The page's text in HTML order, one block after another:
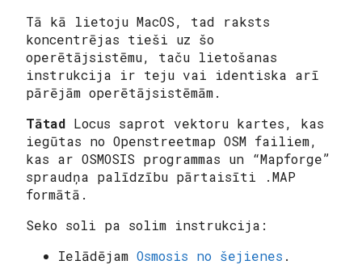
Tā kā lietoju MacOS, tad raksts
koncentrējas tieši uz šo
operētājsistēmu, taču lietošanas
instrukcija ir teju vai identiska arī
pārējām operētājsistēmām.
Tātad Locus saprot vektoru kartes, kas
iegūtas no Openstreetmap OSM failiem,
kas ar OSMOSIS programmas un “Mapforge”
spraudņa palīdzību pārtaisīti .MAP
formātā.
Seko soli pa solim instrukcija:
Ielādējam Osmosis no šejienes .